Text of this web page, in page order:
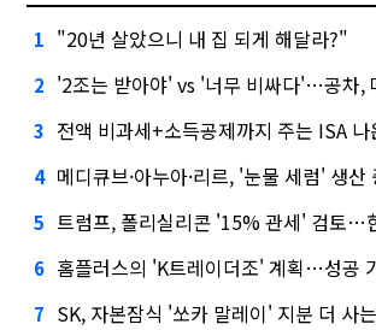
1 "20년 살았으니 내 집 되게 해달라?"
2 '2조는 받아야' vs '너무 비싸다'…공차,
3 전액 비과세+소득공제까지 주는 ISA 나
4 메디큐브·아누아·리르, '눈물 세럼' 생산
5 트럼프, 폴리실리콘 '15% 관세' 검토…한화큐
6 홈플러스의 'K트레이더조' 계획…성공
7 SK, 자본잠식 '쏘카 말레이' 지분 더 사